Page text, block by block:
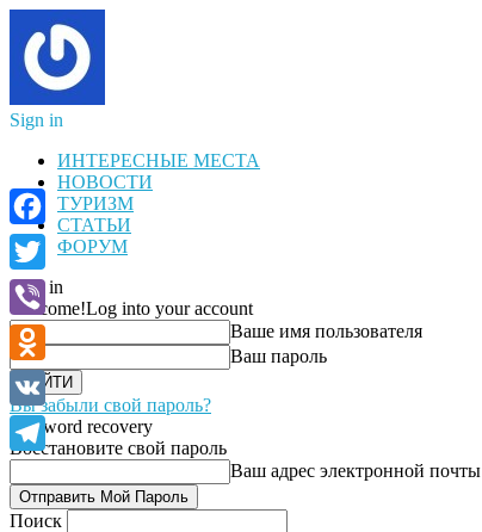
Sign in
ИНТЕРЕСНЫЕ МЕСТА
НОВОСТИ
ТУРИЗМ
СТАТЬИ
ФОРУМ
Sign in
Welcome!Log into your account
Ваше имя пользователя
Ваш пароль
Вы забыли свой пароль?
Password recovery
Восстановите свой пароль
Ваш адрес электронной почты
Поиск
Facebook
Twitter
Viber
Odnoklassniki
VK